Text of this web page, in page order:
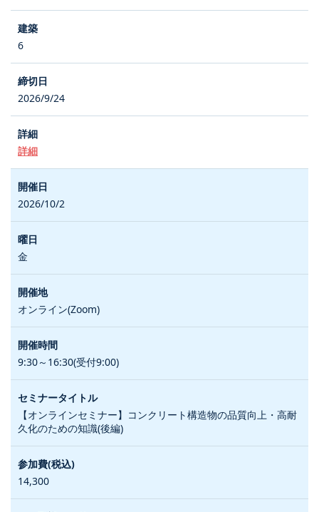
6
2026/9/24
詳細
2026/10/2
金
オンライン(Zoom)
9:30～16:30(受付9:00)
【オンラインセミナー】コンクリート構造物の品質向上・高耐
久化のための知識(後編)
14,300